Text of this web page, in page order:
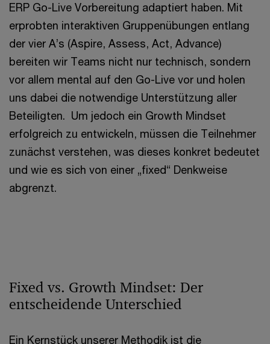
ERP Go-Live Vorbereitung adaptiert haben. Mit
erprobten interaktiven Gruppenübungen entlang
der vier A’s (Aspire, Assess, Act, Advance)
bereiten wir Teams nicht nur technisch, sondern
vor allem mental auf den Go-Live vor und holen
uns dabei die notwendige Unterstützung aller
Beteiligten. Um jedoch ein Growth Mindset
erfolgreich zu entwickeln, müssen die Teilnehmer
zunächst verstehen, was dieses konkret bedeutet
und wie es sich von einer „fixed“ Denkweise
abgrenzt.
Fixed vs. Growth Mindset: Der
entscheidende Unterschied
Ein Kernstück unserer Methodik ist die